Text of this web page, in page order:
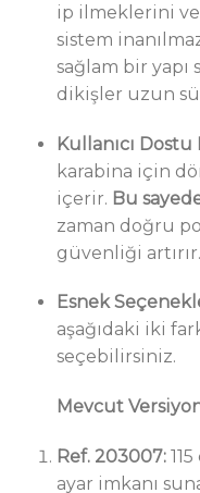
ip ilmeklerini
sistem
sağlam bir yapı
dikişler uzun
Kullanıcı Dostu
karabina için
içerir. Bu
zaman doğru
güvenliği artırır.
Esnek
aşağıdaki iki
seçebilirsiniz.
Mevcut
Ref. 203007:
ayar imkanı